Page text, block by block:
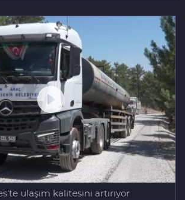
ulaşım kalitesini artırıyor